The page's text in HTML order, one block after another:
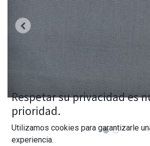
Respetar su privacidad es
prioridad.
Utilizamos cookies para garantizarle
experiencia.